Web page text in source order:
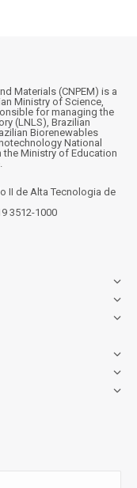
Materials (CNPEM) is a
Ministry of Science,
for managing the
(LNLS), Brazilian
Biorenewables
National
Ministry of Education
II de Alta Tecnologia de
3512-1000